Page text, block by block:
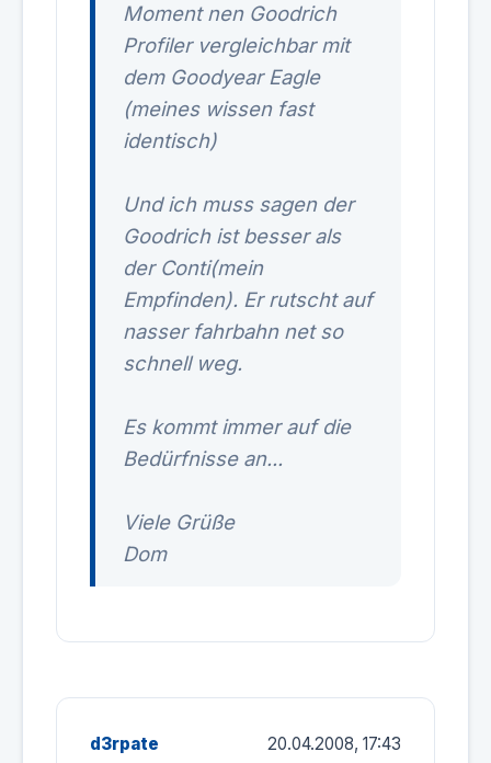
Moment nen Goodrich
Profiler vergleichbar mit
dem Goodyear Eagle
(meines wissen fast
identisch)
Und ich muss sagen der
Goodrich ist besser als
der Conti(mein
Empfinden). Er rutscht auf
nasser fahrbahn net so
schnell weg.
Es kommt immer auf die
Bedürfnisse an...
Viele Grüße
Dom
d3rpate 20.04.2008, 17:43